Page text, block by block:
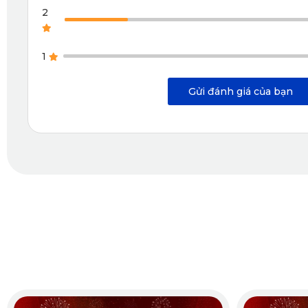
Thảm lót sàn ô tô KATA khác biệt với các tính năng và đặc
Dẻo dai, không bị thủng rách khi tác dụng lực thông thường.
Không bị biến dạng, gãy khi cuộn hay gập.
2
1
Gửi đánh giá của bạn